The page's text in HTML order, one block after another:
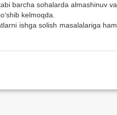
barcha sohalarda almashinuv va
kelmoqda.
ishga solish masalalariga ham